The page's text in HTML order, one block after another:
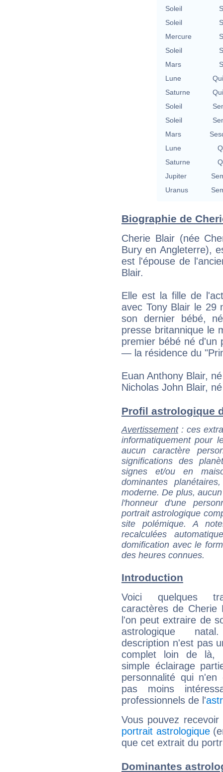
Soleil
Soleil
Mercure
Soleil
Mars
Lune
Saturne
Soleil
Soleil
Mars
Lune
Saturne
Jupiter
Uranus
Biographie de
Cherie Blair (née
Bury en Angleterre),
est l'épouse de
Blair.
Elle est la fille de
avec Tony Blair le 29
son dernier bébé,
presse britannique le
premier bébé né d'un
— la résidence du
Euan Anthony Blair,
Nicholas John Blair,
Profil astrologique
Avertissement: ces
informatiquement pour
aucun caractère
significations des
signes et/ou en
dominantes
moderne. De plus,
l'honneur d'une
portrait astrologique
site polémique. A
recalculées
domification avec le
des heures connues.
Introduction
Voici quelques
caractères de Cherie
l'on peut extraire de
astrologique
description n'est pas
complet loin de là,
simple éclairage
personnalité qui n'en
pas moins
professionnels de l'
Vous pouvez
portrait astrologique
que cet extrait du
Dominantes